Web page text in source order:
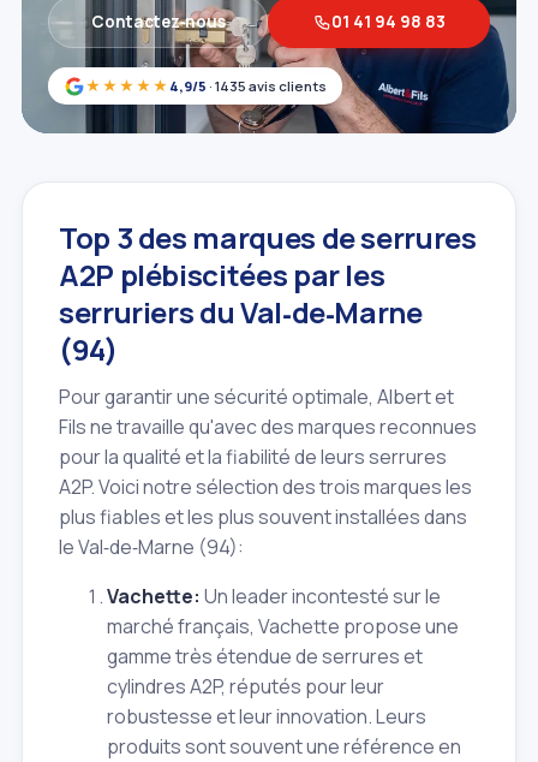
★★★★★ 4,9/5 · 1435 avis clients
Contactez‑nous 01 41 94 98 83
Top 3 des marques de serrures
A2P plébiscitées par les
serruriers du Val‑de‑Marne
(94)
Pour garantir une sécurité optimale, Albert et
Fils ne travaille qu'avec des marques reconnues
pour la qualité et la fiabilité de leurs serrures
A2P. Voici notre sélection des trois marques les
plus fiables et les plus souvent installées dans
le Val‑de‑Marne (94):
Vachette: Un leader incontesté sur le
marché français, Vachette propose une
gamme très étendue de serrures et
cylindres A2P, réputés pour leur
robustesse et leur innovation. Leurs
produits sont souvent une référence en